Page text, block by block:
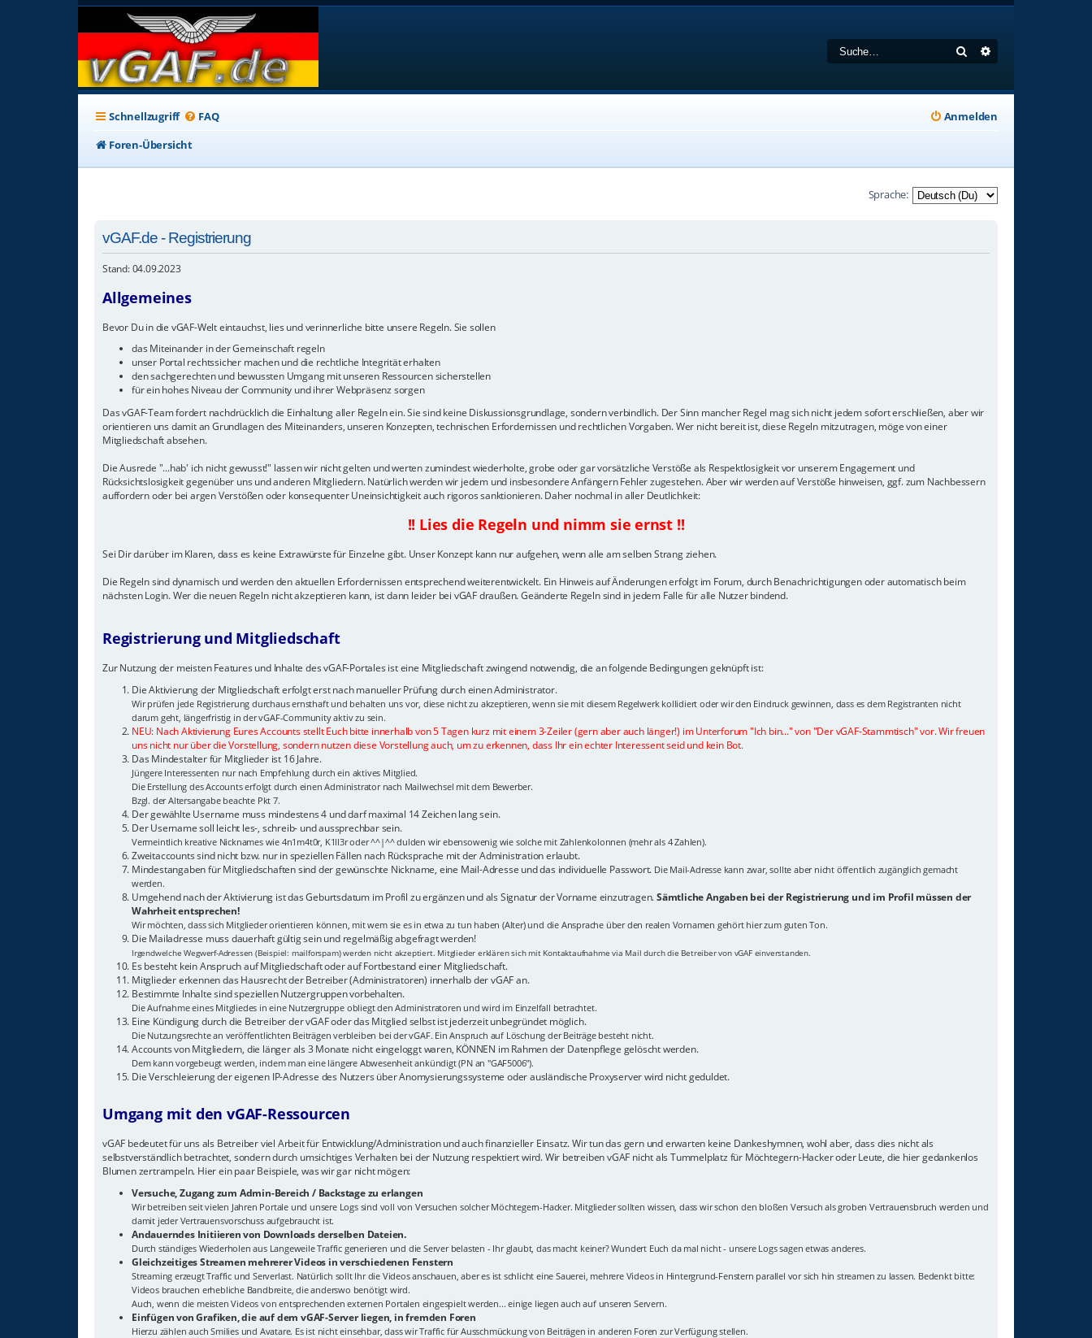
Suche
Schnellzugriff FAQ
Anmelden
Foren-Übersicht
Sprache:
vGAF.de - Registrierung
Stand: 04.09.2023
Allgemeines
Bevor Du in die vGAF-Welt eintauchst, lies und verinnerliche bitte unsere Regeln. Sie sollen
das Miteinander in der Gemeinschaft regeln
unser Portal rechtssicher machen und die rechtliche Integrität erhalten
den sachgerechten und bewussten Umgang mit unseren Ressourcen sicherstellen
für ein hohes Niveau der Community und ihrer Webpräsenz sorgen
Das vGAF-Team fordert nachdrücklich die Einhaltung aller Regeln ein. Sie sind keine Diskussionsgrundlage, sondern verbindlich. Der Sinn mancher Regel mag sich nicht jedem sofort erschließen, aber wir
orientieren uns damit an Grundlagen des Miteinanders, unseren Konzepten, technischen Erfordernissen und rechtlichen Vorgaben. Wer nicht bereit ist, diese Regeln mitzutragen, möge von einer
Mitgliedschaft absehen.
Die Ausrede "...hab' ich nicht gewusst!" lassen wir nicht gelten und werten zumindest wiederholte, grobe oder gar vorsätzliche Verstöße als Respektlosigkeit vor unserem Engagement und
Rücksichtslosigkeit gegenüber uns und anderen Mitgliedern. Natürlich werden wir jedem und insbesondere Anfängern Fehler zugestehen. Aber wir werden auf Verstöße hinweisen, ggf. zum Nachbessern
auffordern oder bei argen Verstößen oder konsequenter Uneinsichtigkeit auch rigoros sanktionieren. Daher nochmal in aller Deutlichkeit:
!! Lies die Regeln und nimm sie ernst !!
Sei Dir darüber im Klaren, dass es keine Extrawürste für Einzelne gibt. Unser Konzept kann nur aufgehen, wenn alle am selben Strang ziehen.
Die Regeln sind dynamisch und werden den aktuellen Erfordernissen entsprechend weiterentwickelt. Ein Hinweis auf Änderungen erfolgt im Forum, durch Benachrichtigungen oder automatisch beim
nächsten Login. Wer die neuen Regeln nicht akzeptieren kann, ist dann leider bei vGAF draußen. Geänderte Regeln sind in jedem Falle für alle Nutzer bindend.
Registrierung und Mitgliedschaft
Zur Nutzung der meisten Features und Inhalte des vGAF-Portales ist eine Mitgliedschaft zwingend notwendig, die an folgende Bedingungen geknüpft ist:
Die Aktivierung der Mitgliedschaft erfolgt erst nach manueller Prüfung durch einen Administrator.
Wir prüfen jede Registrierung durchaus ernsthaft und behalten uns vor, diese nicht zu akzeptieren, wenn sie mit diesem Regelwerk kollidiert oder wir den Eindruck gewinnen, dass es dem Registranten nicht
darum geht, längerfristig in der vGAF-Community aktiv zu sein.
NEU: Nach Aktivierung Eures Accounts stellt Euch bitte innerhalb von 5 Tagen kurz mit einem 3-Zeiler (gern aber auch länger!) im Unterforum "Ich bin..." von "Der vGAF-Stammtisch" vor. Wir freuen
uns nicht nur über die Vorstellung, sondern nutzen diese Vorstellung auch, um zu erkennen, dass Ihr ein echter Interessent seid und kein Bot.
Das Mindestalter für Mitglieder ist 16 Jahre.
Jüngere Interessenten nur nach Empfehlung durch ein aktives Mitglied.
Die Erstellung des Accounts erfolgt durch einen Administrator nach Mailwechsel mit dem Bewerber.
Bzgl. der Altersangabe beachte Pkt 7.
Der gewählte Username muss mindestens 4 und darf maximal 14 Zeichen lang sein.
Der Username soll leicht les-, schreib- und aussprechbar sein.
Vermeintlich kreative Nicknames wie 4n1m4t0r, K1ll3r oder ^^|^^ dulden wir ebensowenig wie solche mit Zahlenkolonnen (mehr als 4 Zahlen).
Zweitaccounts sind nicht bzw. nur in speziellen Fällen nach Rücksprache mit der Administration erlaubt.
Mindestangaben für Mitgliedschaften sind der gewünschte Nickname, eine Mail-Adresse und das individuelle Passwort. Die Mail-Adresse kann zwar, sollte aber nicht öffentlich zugänglich gemacht
werden.
Umgehend nach der Aktivierung ist das Geburtsdatum im Profil zu ergänzen und als Signatur der Vorname einzutragen.Sämtliche Angaben bei der Registrierung und im Profil müssen der
Wahrheit entsprechen!
Wir möchten, dass sich Mitglieder orientieren können, mit wem sie es in etwa zu tun haben (Alter) und die Ansprache über den realen Vornamen gehört hier zum guten Ton.
Die Mailadresse muss dauerhaft gültig sein und regelmäßig abgefragt werden!
Irgendwelche Wegwerf-Adressen (Beispiel: mailforspam) werden nicht akzeptiert. Mitglieder erklären sich mit Kontaktaufnahme via Mail durch die Betreiber von vGAF einverstanden.
Es besteht kein Anspruch auf Mitgliedschaft oder auf Fortbestand einer Mitgliedschaft.
Mitglieder erkennen das Hausrecht der Betreiber (Administratoren) innerhalb der vGAF an.
Bestimmte Inhalte sind speziellen Nutzergruppen vorbehalten.
Die Aufnahme eines Mitgliedes in eine Nutzergruppe obliegt den Administratoren und wird im Einzelfall betrachtet.
Eine Kündigung durch die Betreiber der vGAF oder das Mitglied selbst ist jederzeit unbegründet möglich.
Die Nutzungsrechte an veröffentlichten Beiträgen verbleiben bei der vGAF. Ein Anspruch auf Löschung der Beiträge besteht nicht.
Accounts von Mitgliedern, die länger als 3 Monate nicht eingeloggt waren, KÖNNEN im Rahmen der Datenpflege gelöscht werden.
Dem kann vorgebeugt werden, indem man eine längere Abwesenheit ankündigt (PN an "GAF5006").
Die Verschleierung der eigenen IP-Adresse des Nutzers über Anomysierungssysteme oder ausländische Proxyserver wird nicht geduldet.
Umgang mit den vGAF-Ressourcen
vGAF bedeutet für uns als Betreiber viel Arbeit für Entwicklung/Administration und auch finanzieller Einsatz. Wir tun das gern und erwarten keine Dankeshymnen, wohl aber, dass dies nicht als
selbstverständlich betrachtet, sondern durch umsichtiges Verhalten bei der Nutzung respektiert wird. Wir betreiben vGAF nicht als Tummelplatz für Möchtegern-Hacker oder Leute, die hier gedankenlos
Blumen zertrampeln. Hier ein paar Beispiele, was wir gar nicht mögen:
Versuche, Zugang zum Admin-Bereich / Backstage zu erlangen
Wir betreiben seit vielen Jahren Portale und unsere Logs sind voll von Versuchen solcher Möchtegern-Hacker. Mitglieder sollten wissen, dass wir schon den bloßen Versuch als groben Vertrauensbruch werden und
damit jeder Vertrauensvorschuss aufgebraucht ist.
Andauerndes Initiieren von Downloads derselben Dateien.
Durch ständiges Wiederholen aus Langeweile Traffic generieren und die Server belasten - Ihr glaubt, das macht keiner? Wundert Euch da mal nicht - unsere Logs sagen etwas anderes.
Gleichzeitiges Streamen mehrerer Videos in verschiedenen Fenstern
Streaming erzeugt Traffic und Serverlast. Natürlich sollt Ihr die Videos anschauen, aber es ist schlicht eine Sauerei, mehrere Videos in Hintergrund-Fenstern parallel vor sich hin streamen zu lassen. Bedenkt bitte:
Videos brauchen erhebliche Bandbreite, die anderswo benötigt wird.
Auch, wenn die meisten Videos von entsprechenden externen Portalen eingespielt werden... einige liegen auch auf unseren Servern.
Einfügen von Grafiken, die auf dem vGAF-Server liegen, in fremden Foren
Hierzu zählen auch Smilies und Avatare. Es ist nicht einsehbar, dass wir Traffic für Ausschmückung von Beiträgen in anderen Foren zur Verfügung stellen.